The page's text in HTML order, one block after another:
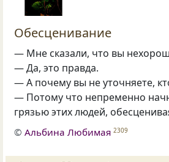
Обесценивание
— Мне сказали, что вы
— Да, это правда.
— А почему вы не уточняете,
— Потому что непременно
грязью этих людей,
©Альбина Любимая 2309